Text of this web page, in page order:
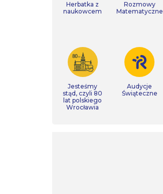
Herbatka z
naukowcem
Rozmowy
Matematyczne
Jesteśmy
stąd, czyli 80
lat polskiego
Wrocławia
Audycje
Świąteczne